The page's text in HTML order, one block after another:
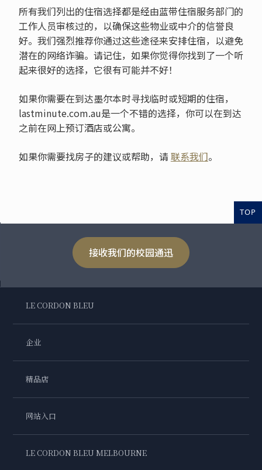
所有我们列出的住宿选择都是经由蓝带住宿服务部门的
工作人员审核过的，以确保这些物业或中介的信誉良
好。我们强烈推荐你通过这些途径来安排住宿，以避免
潜在的网络诈骗。请记住，如果你觉得你找到了一个听
起来很好的选择，它很有可能并不好！
如果你需要在到达墨尔本时寻找临时或短期的住宿，
lastminute.com.au是一个不错的选择，你可以在到达
之前在网上预订酒店或公寓。
如果你需要找房子的建议或帮助，请联系我们。
TOP
接收我们的校园通迅
LE CORDON BLEU
企业
精品店
网站入口
LE CORDON BLEU MELBOURNE